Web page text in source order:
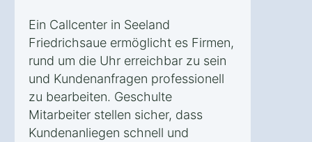
Ein Callcenter in Seeland
Friedrichsaue ermöglicht es Firmen,
rund um die Uhr erreichbar zu sein
und Kundenanfragen professionell
zu bearbeiten. Geschulte
Mitarbeiter stellen sicher, dass
Kundenanliegen schnell und